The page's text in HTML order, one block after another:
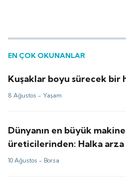
EN ÇOK OKUNANLAR
Kuşaklar boyu sürecek bir
8 Ağustos - Yaşam
Dünyanın en büyük makine
üreticilerinden: Halka arza
10 Ağustos - Borsa